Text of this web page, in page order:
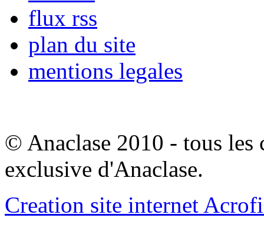
flux rss
plan du site
mentions legales
© Anaclase 2010 - tous les
exclusive d'Anaclase.
Creation site internet